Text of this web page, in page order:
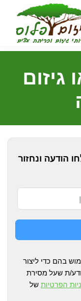
גיזום
הודעה ונחזור
בהם כדי ליצור
ת שעל מסירת
הפרטיות של